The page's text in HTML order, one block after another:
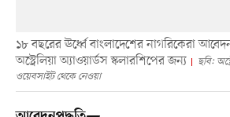
১৮ বছরের ঊর্ধ্বে বাংলাদেশের নাগরিকেরা
অস্ট্রেলিয়া অ্যাওয়ার্ডস স্কলারশিপের জন্য
ছবি:
ওয়েবসাইট থেকে নেওয়া